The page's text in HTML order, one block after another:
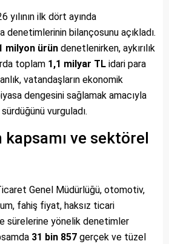
yılının ilk dört ayında
bilançosunu açıkladı.
milyon ürün denetlenirken, aykırılık
toplam 1,1 milyar TL idari para
vatandaşların ekonomik
dengesini sağlamak amacıyla
vurguladı.
ve sektörel
Genel Müdürlüğü, otomotiv,
fahiş fiyat, haksız ticari
sürelerine yönelik denetimler
31 bin 857 gerçek ve tüzel